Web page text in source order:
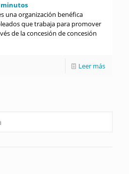
minutos
una organización benéfica
que trabaja para promover
de la concesión de concesión
Leer más